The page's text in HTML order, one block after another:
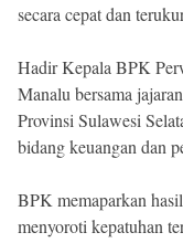
secara cepat dan
Hadir Kepala BPK
Manalu bersama
Provinsi Sulawesi
bidang keuangan dan
BPK memaparkan
menyoroti kepatuhan